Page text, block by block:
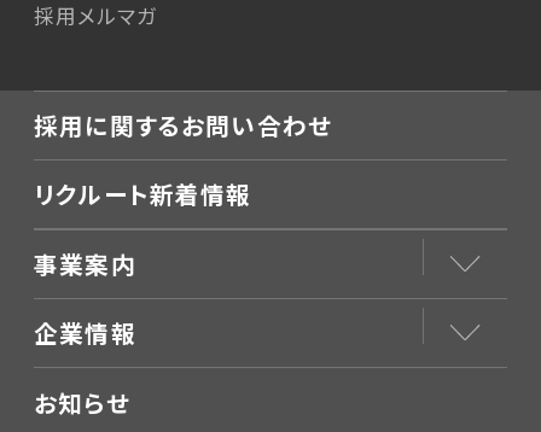
採用メルマガ
採用に関するお問い合わせ
リクルート新着情報
事業案内
企業情報
お知らせ